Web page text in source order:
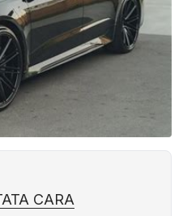
CARA